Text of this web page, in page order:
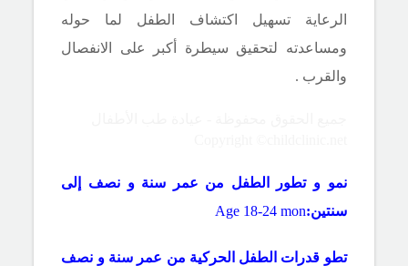
الرعاية تسهيل اكتشاف الطفل لما حوله
ومساعدته لتحقيق سيطرة أكبر على الانفصال
والقرب .
نمو و تطور الطفل من عمر سنة و نصف إلى
سنتين:Age 18-24 mon
تطو قدرات الطفل الحركية من عمر سنة و نصف